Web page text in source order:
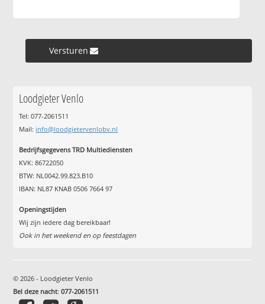
Versturen »
Loodgieter Venlo
Tel: 077-2061511
Mail: info@loodgietervenlobv.nl
Bedrijfsgegevens TRD Multiediensten
KVK: 86722050
BTW: NL0042.99.823.B10
IBAN: NL87 KNAB 0506 7664 97
Openingstijden
Wij zijn iedere dag bereikbaar!
Ook in het weekend en op feestdagen
© 2026 - Loodgieter Venlo
Bel deze nacht:077-2061511